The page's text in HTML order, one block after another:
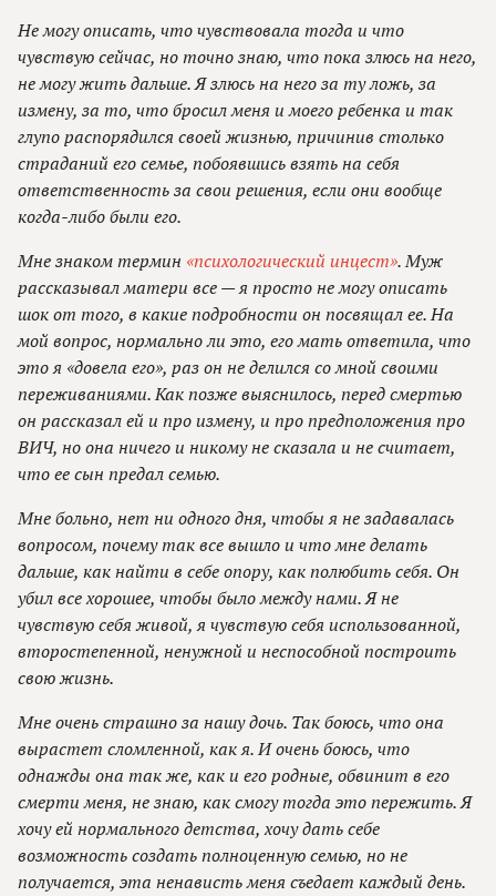
Не могу описать, что чувствовала тогда и что
чувствую сейчас, но точно знаю, что пока злюсь на него,
не могу жить дальше. Я злюсь на него за ту ложь, за
измену, за то, что бросил меня и моего ребенка и так
глупо распорядился своей жизнью, причинив столько
страданий его семье, побоявшись взять на себя
ответственность за свои решения, если они вообще
когда-либо были его.
Мне знаком термин «психологический инцест». Муж
рассказывал матери все — я просто не могу описать
шок от того, в какие подробности он посвящал ее. На
мой вопрос, нормально ли это, его мать ответила, что
это я «довела его», раз он не делился со мной своими
переживаниями. Как позже выяснилось, перед смертью
он рассказал ей и про измену, и про предположения про
ВИЧ, но она ничего и никому не сказала и не считает,
что ее сын предал семью.
Мне больно, нет ни одного дня, чтобы я не задавалась
вопросом, почему так все вышло и что мне делать
дальше, как найти в себе опору, как полюбить себя. Он
убил все хорошее, чтобы было между нами. Я не
чувствую себя живой, я чувствую себя использованной,
второстепенной, ненужной и неспособной построить
свою жизнь.
Мне очень страшно за нашу дочь. Так боюсь, что она
вырастет сломленной, как я. И очень боюсь, что
однажды она так же, как и его родные, обвинит в его
смерти меня, не знаю, как смогу тогда это пережить. Я
хочу ей нормального детства, хочу дать себе
возможность создать полноценную семью, но не
получается, эта ненависть меня съедает каждый день.